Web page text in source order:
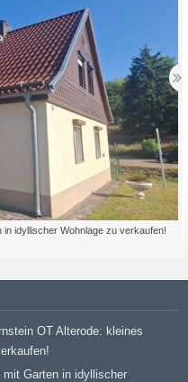
idyllischer Wohnlage zu verkaufen!
OT Alterode: kleines
Garten in idyllischer